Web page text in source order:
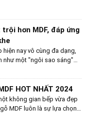
gian mà còn mang lại
ngôi nhà của bạn. Với chất
tủ bếp trong bộ sưu tập
bền vượt trội mà còn có
vệ sinh và đa dạng về màu
thiết kế tủ bếp mang
cho bạn nhiều sự lựa
gian và phong cách
hơn MDF, đáp ứng
nay vô cùng đa dạng,
như một "ngôi sao sáng"
sợi gỗ cao hơn, giúp sản
chịu lực tốt hơn. Đặc biệt,
chính là HDF lõi trắng và
đến những đặc tính riêng
HOT NHẤT 2024
không gian bếp vừa đẹp
MDF luôn là sự lựa chọn